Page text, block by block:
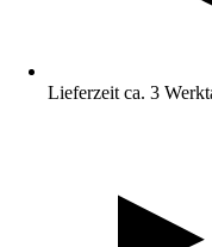
Lieferzeit ca. 3